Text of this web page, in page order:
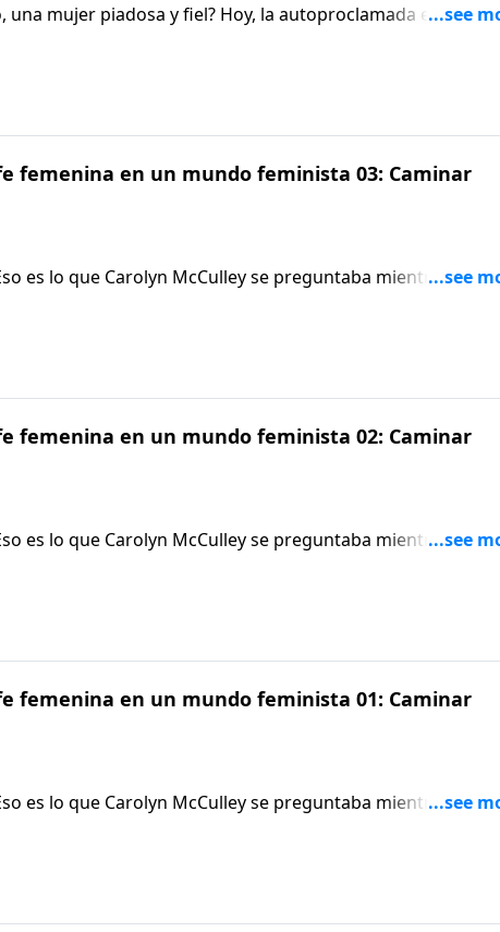
mujer piadosa y fiel? Hoy, la autoproclamada ex
del feminismo y expone los mensajes anti bíblicos que
femenina en un mundo feminista 03: Caminar
es lo que Carolyn McCulley se preguntaba mientras
en la universidad. Cuando Carolyn escuchó una
femenina en un mundo feminista 02: Caminar
es lo que Carolyn McCulley se preguntaba mientras
en la universidad. Cuando Carolyn escuchó una
femenina en un mundo feminista 01: Caminar
es lo que Carolyn McCulley se preguntaba mientras
en la universidad. Cuando Carolyn escuchó una